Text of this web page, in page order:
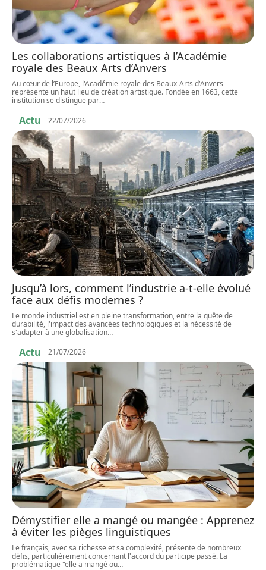
Les collaborations artistiques à l’Académie
royale des Beaux Arts d’Anvers
Au cœur de l’Europe, l'Académie royale des Beaux-Arts d'Anvers
représente un haut lieu de création artistique. Fondée en 1663, cette
institution se distingue par…
Actu 22/07/2026
Jusqu’à lors, comment l’industrie a-t-elle évolué
face aux défis modernes ?
Le monde industriel est en pleine transformation, entre la quête de
durabilité, l'impact des avancées technologiques et la nécessité de
s'adapter à une globalisation…
Actu 21/07/2026
Démystifier elle a mangé ou mangée : Apprenez
à éviter les pièges linguistiques
Le français, avec sa richesse et sa complexité, présente de nombreux
défis, particulièrement concernant l'accord du participe passé. La
problématique "elle a mangé ou…